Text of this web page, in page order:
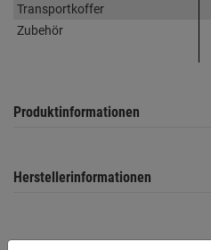
Transportkoffer
Zubehör
Produktinformationen
Herstellerinformationen